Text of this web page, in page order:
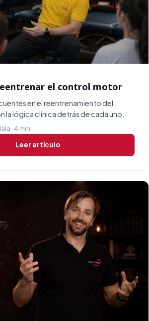
el control motor
en el reentrenamiento del
la lógica clínica detrás de cada uno.
· 4 min
Leer artículo